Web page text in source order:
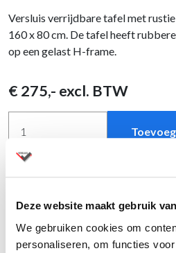
Deze website maakt gebruik
We gebruiken cookies om
personaliseren, om functies
Versluis verrijdbare tafel met
160 x 80 cm. De tafel heeft
op een gelast H-frame.
€ 275,- excl. BTW
Levertijd binnen 2 weken
Andere kleuren opaanvraag
Al ruim 80 jaar specialist in